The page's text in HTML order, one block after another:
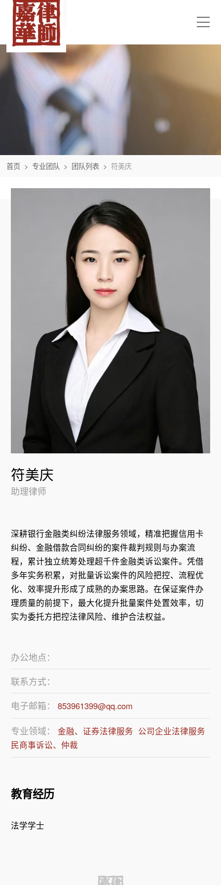
首页 > 专业团队 > 团队列表 > 符美庆
符美庆
助理律师
深耕银行金融类纠纷法律服务领域，精准把握信用卡
纠纷、金融借款合同纠纷的案件裁判规则与办案流
程，累计独立统筹处理超千件金融类诉讼案件。凭借
多年实务积累，对批量诉讼案件的风险把控、流程优
化、效率提升形成了成熟的办案思路。在保证案件办
理质量的前提下，最大化提升批量案件处置效率，切
办公地点：
联系方式：
电子邮箱：
853961399@qq.com
专业领域： 金融、证券法律服务 公司企业法律服务
民商事诉讼、仲裁
教育经历